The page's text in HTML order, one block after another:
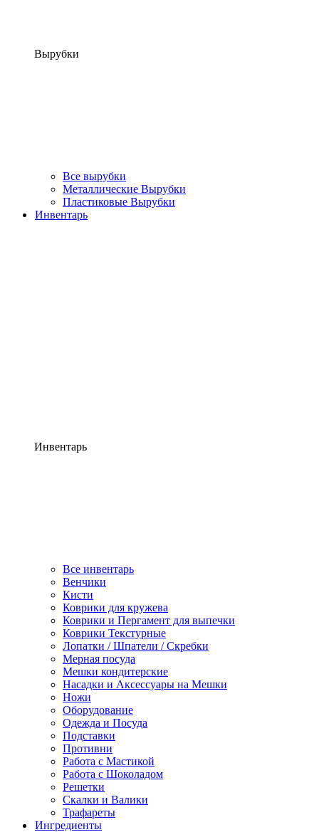
Вырубки
Все вырубки
Металлические Вырубки
Пластиковые Вырубки
Инвентарь
Инвентарь
Все инвентарь
Венчики
Кисти
Коврики для кружева
Коврики и Пергамент для выпечки
Коврики Текстурные
Лопатки / Шпатели / Скребки
Мерная посуда
Мешки кондитерские
Насадки и Аксессуары на Мешки
Ножи
Оборудование
Одежда и Посуда
Подставки
Противни
Работа с Мастикой
Работа с Шоколадом
Решетки
Скалки и Валики
Трафареты
Ингредиенты